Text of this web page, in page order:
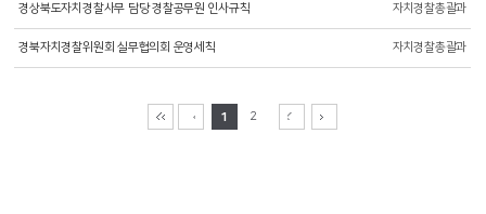
경상북도자치경찰사무 담당 경찰공무원 인사규칙 자치경찰총괄과
경북자치경찰위원회 실무협의회 운영세칙 자치경찰총괄과
1 2